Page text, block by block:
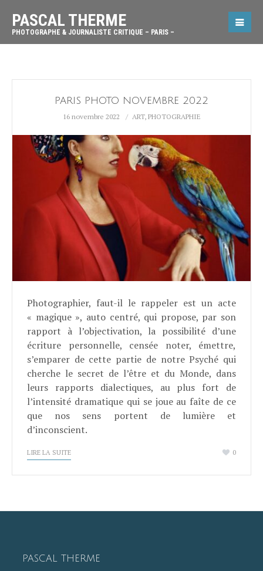
PASCAL THERME
PHOTOGRAPHE & JOURNALISTE CRITIQUE – PARIS –
PARIS PHOTO NOVEMBRE 2022
16 novembre 2022 ART, PHOTOGRAPHIE
Photographier, faut-il le rappeler est un acte
« magique », auto centré, qui propose, par son
rapport à l’objectivation, la possibilité d’une
écriture personnelle, censée noter, émettre,
s’emparer de cette partie de notre Psyché qui
cherche le secret de l’être et du Monde, dans
leurs rapports dialectiques, au plus fort de
l’intensité dramatique qui se joue au faîte de ce
que nos sens portent de lumière et
d’inconscient.
LIRE LA SUITE 0
PASCAL THERME